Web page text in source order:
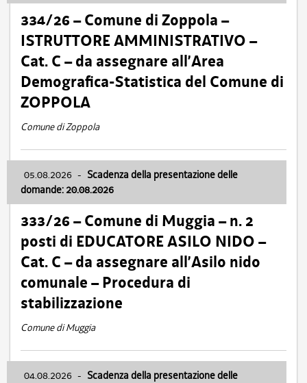
334/26 – Comune di Zoppola –
ISTRUTTORE AMMINISTRATIVO –
Cat. C – da assegnare all’Area
Demografica-Statistica del Comune di
ZOPPOLA
Comune di Zoppola
05.08.2026 - Scadenza della presentazione delle
domande: 20.08.2026
333/26 – Comune di Muggia – n. 2
posti di EDUCATORE ASILO NIDO –
Cat. C – da assegnare all’Asilo nido
comunale – Procedura di
stabilizzazione
Comune di Muggia
04.08.2026 - Scadenza della presentazione delle